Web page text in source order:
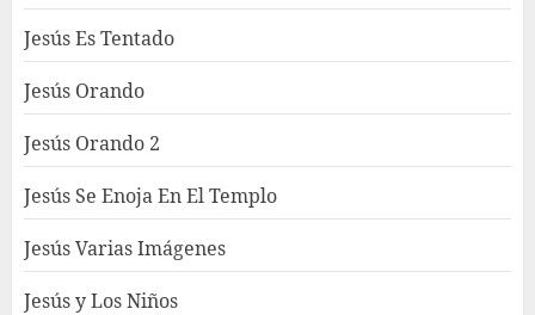
Jesús Es Tentado
Jesús Orando
Jesús Orando 2
Jesús Se Enoja En El Templo
Jesús Varias Imágenes
Jesús y Los Niños